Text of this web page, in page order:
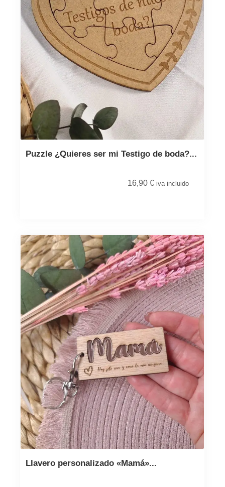
Puzzle ¿Quieres ser mi Testigo de boda?...
16,90 € iva incluido
Llavero personalizado «Mamá»...